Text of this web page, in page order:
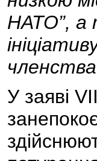
НАТО”, а
У заяві